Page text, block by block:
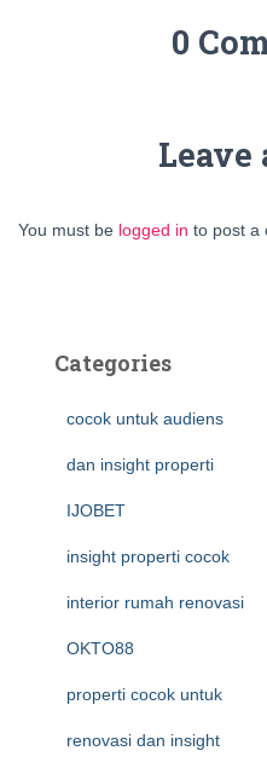
0
Leave
You must be logged in to post a
Categories
cocok untuk audiens
dan insight properti
IJOBET
insight properti cocok
interior rumah renovasi
OKTO88
properti cocok untuk
renovasi dan insight